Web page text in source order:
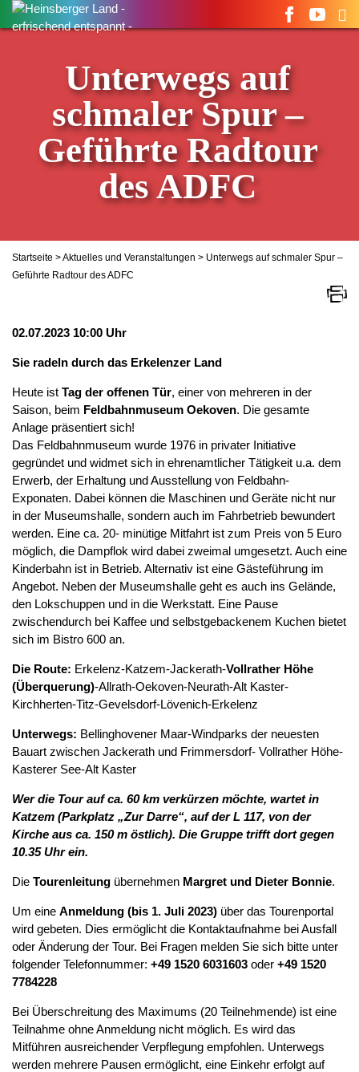
Suchen
nach:
Unterwegs auf
schmaler Spur –
Geführte Radtour
des ADFC
Startseite >Aktuelles und Veranstaltungen > Unterwegs auf schmaler Spur –
Geführte Radtour des ADFC
02.07.2023 10:00 Uhr
Sie radeln durch das Erkelenzer Land
Heute ist Tag der offenen Tür, einer von mehreren in der
Saison, beim Feldbahnmuseum Oekoven. Die gesamte
Anlage präsentiert sich!
Das Feldbahnmuseum wurde 1976 in privater Initiative
gegründet und widmet sich in ehrenamtlicher Tätigkeit u.a. dem
Erwerb, der Erhaltung und Ausstellung von Feldbahn-
Exponaten. Dabei können die Maschinen und Geräte nicht nur
in der Museumshalle, sondern auch im Fahrbetrieb bewundert
werden. Eine ca. 20- minütige Mitfahrt ist zum Preis von 5 Euro
möglich, die Dampflok wird dabei zweimal umgesetzt. Auch eine
Kinderbahn ist in Betrieb. Alternativ ist eine Gästeführung im
Angebot. Neben der Museumshalle geht es auch ins Gelände,
den Lokschuppen und in die Werkstatt. Eine Pause
zwischendurch bei Kaffee und selbstgebackenem Kuchen bietet
sich im Bistro 600 an.
Die Route: Erkelenz-Katzem-Jackerath-Vollrather Höhe
(Überquerung)-Allrath-Oekoven-Neurath-Alt Kaster-
Kirchherten-Titz-Gevelsdorf-Lövenich-Erkelenz
Unterwegs: Bellinghovener Maar-Windparks der neuesten
Bauart zwischen Jackerath und Frimmersdorf- Vollrather Höhe-
Kasterer See-Alt Kaster
Wer die Tour auf ca. 60 km verkürzen möchte, wartet in
Katzem (Parkplatz „Zur Darre“, auf der L 117, von der
Kirche aus ca. 150 m östlich). Die Gruppe trifft dort gegen
10.35 Uhr ein.
Die Tourenleitung übernehmen Margret und Dieter Bonnie.
Um eine Anmeldung (bis 1. Juli 2023) über das Tourenportal
wird gebeten. Dies ermöglicht die Kontaktaufnahme bei Ausfall
oder Änderung der Tour. Bei Fragen melden Sie sich bitte unter
folgender Telefonnummer: +49 1520 6031603 oder +49 1520
7784228
Bei Überschreitung des Maximums (20 Teilnehmende) ist eine
Teilnahme ohne Anmeldung nicht möglich. Es wird das
Mitführen ausreichender Verpflegung empfohlen. Unterwegs
werden mehrere Pausen ermöglicht, eine Einkehr erfolgt auf